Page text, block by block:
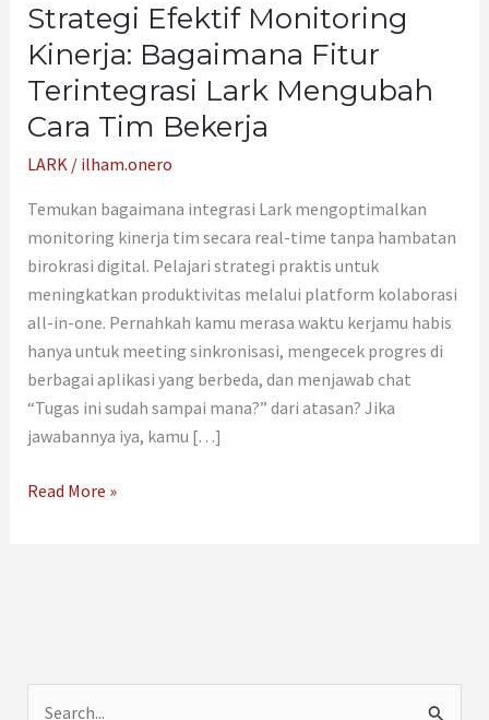
Strategi Efektif Monitoring
Kinerja: Bagaimana Fitur
Terintegrasi Lark Mengubah
Cara Tim Bekerja
LARK / ilham.onero
Temukan bagaimana integrasi Lark mengoptimalkan
monitoring kinerja tim secara real-time tanpa hambatan
birokrasi digital. Pelajari strategi praktis untuk
meningkatkan produktivitas melalui platform kolaborasi
all-in-one. Pernahkah kamu merasa waktu kerjamu habis
hanya untuk meeting sinkronisasi, mengecek progres di
berbagai aplikasi yang berbeda, dan menjawab chat
“Tugas ini sudah sampai mana?” dari atasan? Jika
jawabannya iya, kamu […]
Tim
Bekerja
Read More »